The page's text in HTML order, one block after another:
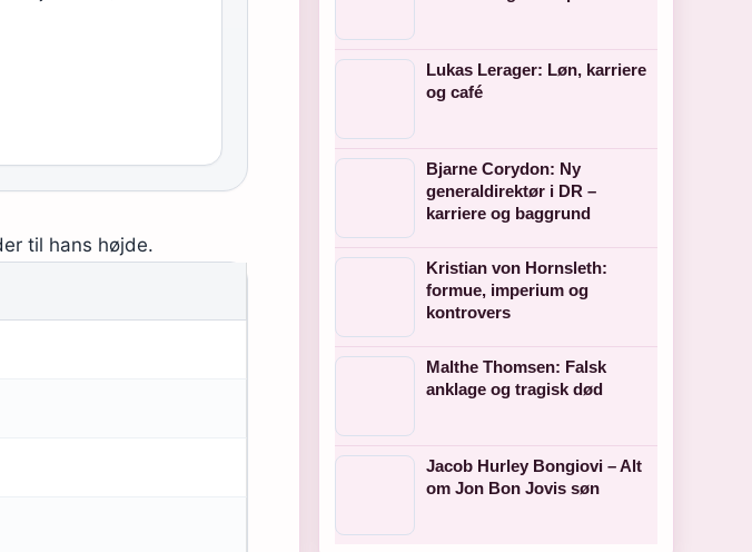
til hans højde.
Lukas Lerager: Løn, karriere
og café
Bjarne Corydon: Ny
generaldirektør i DR –
karriere og baggrund
Kristian von Hornsleth:
formue, imperium og
kontrovers
Malthe Thomsen: Falsk
anklage og tragisk død
Jacob Hurley Bongiovi – Alt
om Jon Bon Jovis søn